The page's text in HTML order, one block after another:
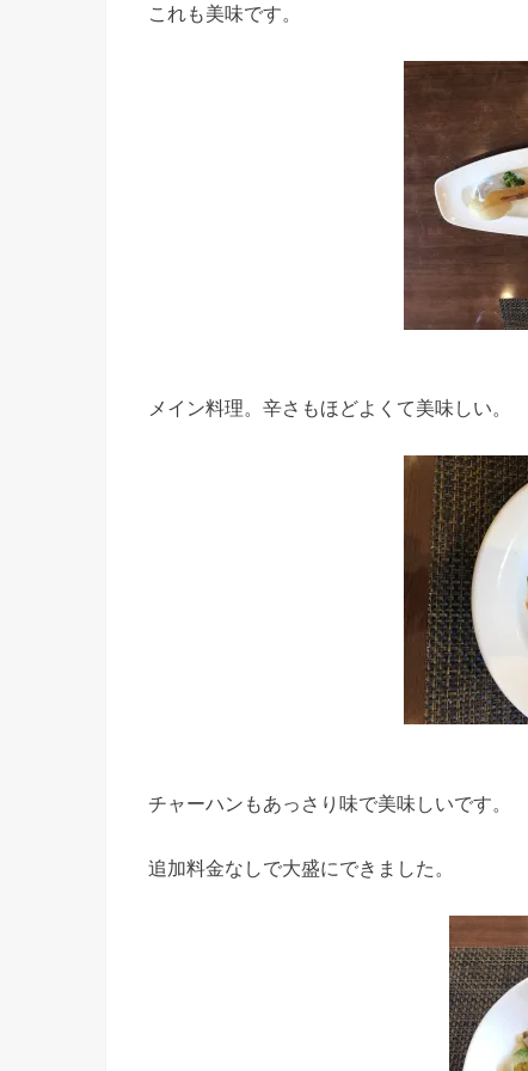
これも美味です。
メイン料理。辛さもほどよくて美味しい。
チャーハンもあっさり味で美味しいです。
追加料金なしで大盛にできました。